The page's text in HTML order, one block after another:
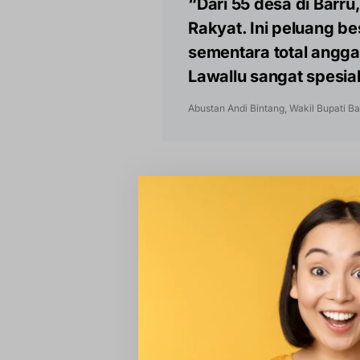
“Dari 55 desa di
Rakyat. Ini peluang
sementara total
Lawallu sangat
Abustan Andi Bintang, Wakil Bupati
Warga Diminta
Wakil Bupati menekankan
) untuk jenjang SD,
besar. Ia mendorong
menjadi pemasok kebutuhan
Abustan tidak ingin kebutuhan